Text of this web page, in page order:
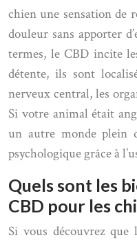
chien une sensation de
douleur sans apporter
termes, le CBD incite
détente, ils sont
nerveux central, les
Si votre animal était
un autre monde plein
psychologique grâce à
Quels sont les
CBD pour les
Si vous découvrez